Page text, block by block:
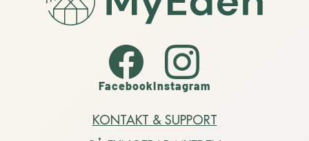
FacebookInstagram
KONTAKT & SUPPORT